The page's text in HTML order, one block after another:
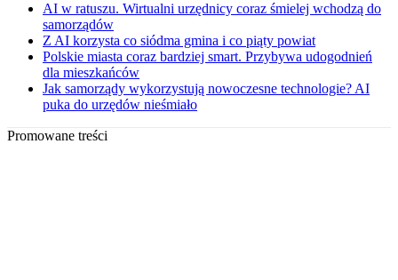
AI w ratuszu. Wirtualni urzędnicy coraz śmielej wchodzą do
samorządów
Z AI korzysta co siódma gmina i co piąty powiat
Polskie miasta coraz bardziej smart. Przybywa udogodnień
dla mieszkańców
Jak samorządy wykorzystują nowoczesne technologie? AI
puka do urzędów nieśmiało
Promowane treści